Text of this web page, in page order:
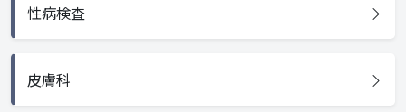
性病検査
皮膚科